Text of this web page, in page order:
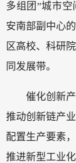
多组团”城市
安南部副中心
区高校、科研
同发展带。
催化创新
推动创新链产
配置生产要素
推进新型工业